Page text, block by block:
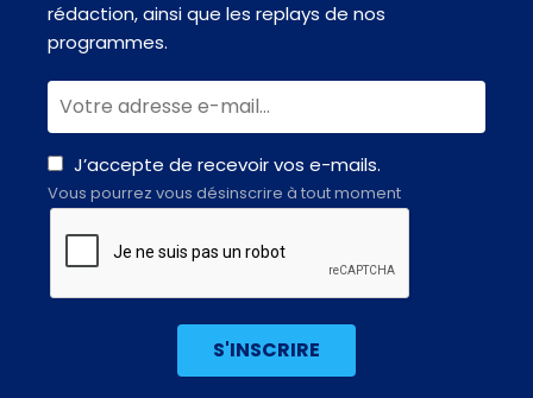
rédaction, ainsi que les replays de nos
programmes.
J’accepte de recevoir vos e-mails.
Vous pourrez vous désinscrire à tout moment